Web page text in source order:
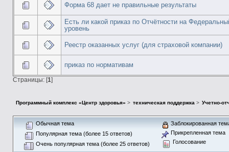
Форма 68 дает не правильные результаты
Есть ли какой приказ по Отчётности на
уровень
Реестр оказанных услуг (для страховой компании)
приказ по нормативам
Страницы: [1]
Программный комплекс «Центр здоровья» > техническая поддержка > Учетно-
Обычная тема
Популярная тема (более 15 ответов)
Очень популярная тема (более 25 ответов)
Заблокированная
Прикрепленная тема
Голосование